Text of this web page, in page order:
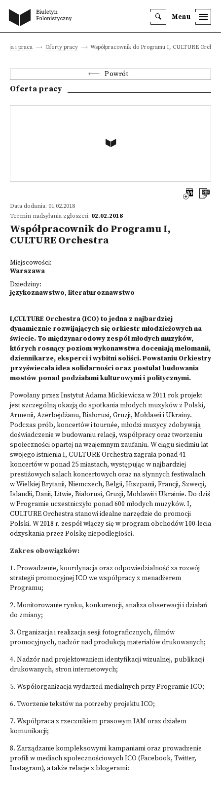
Menu
i praca Oferty pracy Współpracownik do Programu I, CULTURE
Powrót
Oferta pracy
Data dodania: 01.02.2018
Termin nadsyłania zgłoszeń: 02.02.2018
Współpracownik do Programu I,
CULTURE Orchestra
Miejscowości:
Warszawa
Dziedziny:
językoznawstwo, literaturoznawstwo
I,CULTURE Orchestra (ICO) to jedna z najbardziej
dynamicznie rozwijających się orkiestr młodzieżowych na
świecie. To międzynarodowy zespół młodych muzyków,
których rosnący poziom wykonawstwa doceniają melomanii,
dziennikarze, eksperci i wybitni soliści. Powstaniu Orkiestry
przyświecała idea solidarności oraz postulat budowania
mostów ponad podziałami kulturowymi i politycznymi.
Powołany przez Instytut Adama Mickiewicza w 2011 rok projekt
jest szczególną okazją do spotkania młodych muzyków z Polski,
Armenii, Azerbejdżanu, Białorusi, Gruzji, Mołdawii i Ukrainy.
Podczas prób, koncertów i tournée, młodzi muzycy zdobywają
doświadczenie w budowaniu relacji, współpracy oraz tworzeniu
społeczności opartej na wzajemnym zaufaniu. W ciągu siedmiu lat
swojego istnienia I, CULTURE Orchestra zagrała ponad 41
koncertów w ponad 25 miastach, występując w najbardziej
prestiżowych salach koncertowych oraz na słynnych festiwalach
w Wielkiej Brytanii, Niemczech, Belgii, Hiszpanii, Francji, Szwecji,
Islandii, Danii, Litwie, Białorusi, Gruzji, Mołdawii i Ukrainie. Do dziś
w Programie uczestniczyło ponad 600 młodych muzyków. I,
CULTURE Orchestra stanowi idealne narzędzie do promocji
Polski. W 2018 r. zespół włączy się w program obchodów 100-lecia
odzyskania przez Polskę niepodległości.
Zakres obowiązków:
1. Prowadzenie, koordynacja oraz odpowiedzialność za rozwój
strategii promocyjnej ICO we współpracy z menadżerem
Programu;
2. Monitorowanie rynku, konkurencji, analiza obserwacji i działań
do zmiany;
3. Organizacja i realizacja sesji fotograficznych, filmów
promocyjnych, nadzór nad produkcją materiałów drukowanych;
4. Nadzór nad projektowaniem identyfikacji wizualnej, publikacji
drukowanych, stron internetowych;
5. Współorganizacja wydarzeń medialnych przy Programie ICO;
6. Tworzenie tekstów na potrzeby projektu ICO;
7. Współpraca z rzecznikiem prasowym IAM oraz działem
komunikacji;
8. Zarządzanie kompleksowymi kampaniami oraz prowadzenie
profili w mediach społecznościowych ICO (Facebook, Twitter,
Instagram), a także relacje z blogerami: